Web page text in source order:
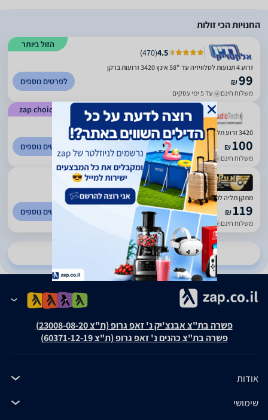
החנויות הכי זולות
הזול ביותר
4.5
(
470
)
זרוע 4 תנועות לטלוויזיה עד "58 אינץ 3420 זרועות ברקן
₪99
משלוח חינם עד 5 ימי עסקים
לפרטים נוספים
zap choice
5
(
138
)
3420 זרוע תלת מפרקית למסכי LED/LCD שטוח \קעור
₪100
משלוח חינם עד 4 ימי עסקים
לפרטים נוספים
5
(
167
)
מתקן תליה למסכים שטוחים וקעורים, תנועה מלאה, 13"- 65" - דגם 3420
₪119
משלוח חינם עד 7 ימי עסקים
לפרטים נוספים
להשוואת מחירים ב-7 חנויות נוספות
פשרה בת"צ אבנצ'יק נ' זאפ גרופ (ת"צ 23008-08-20)
פשרה בת"צ כהנים נ' זאפ גרופ (ת"צ 60371-12-19)
אודות
שימושי